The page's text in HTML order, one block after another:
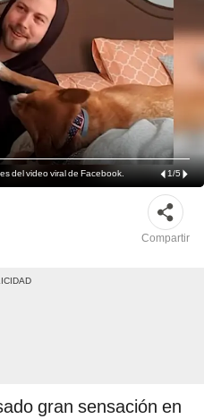
del video viral de Facebook. 1/5
Compartir
gran sensación en